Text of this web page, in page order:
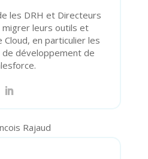
les DRH et Directeurs
migrer leurs outils et
Cloud, en particulier les
développement de